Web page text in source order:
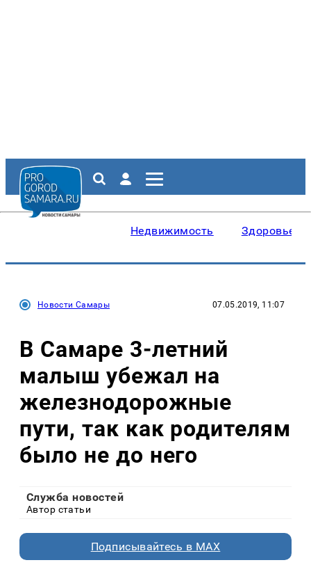
Недвижимость Здоровье
Новости Самары 07.05.2019, 11:07
В Самаре 3-летний
малыш убежал на
железнодорожные
пути, так как родителям
было не до него
Служба новостей
Автор статьи
Подписывайтесь в MAX